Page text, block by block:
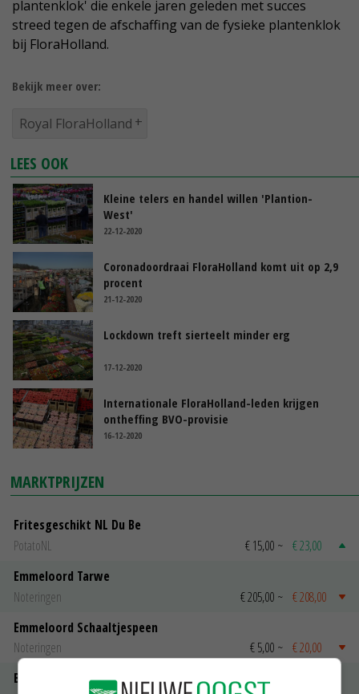
plantenklok' die enkele jaren geleden met succes
streed tegen de afschaffing van de fysieke plantenklok
bij FloraHolland.
Bekijk meer over:
Royal FloraHolland
LEES OOK
Kleine telers en handel willen 'Plantion-
West'
22-12-2020
Coronadoordraai FloraHolland komt uit op 2,9
procent
21-12-2020
Lockdown treft sierteelt minder erg
17-12-2020
Internationale FloraHolland-leden krijgen
ontheffing BVO-provisie
16-12-2020
MARKTPRIJZEN
Fritesgeschikt NL Du Be
PotatoNL
€ 15,00 ~ € 23,00
Emmeloord Tarwe
Noteringen
€ 205,00 ~ € 208,00
Emmeloord Schaaltjespeen
Noteringen
€ 5,00 ~ € 20,00
Bintje A 28/35